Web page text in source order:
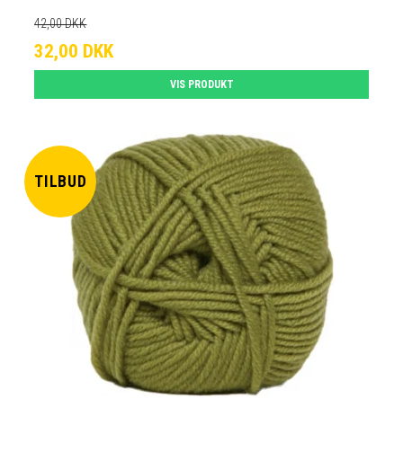
42,00 DKK
32,00 DKK
VIS PRODUKT
TILBUD